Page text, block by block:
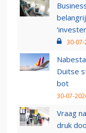
30-
Duitse
bot
30-07-
Vraag
druk